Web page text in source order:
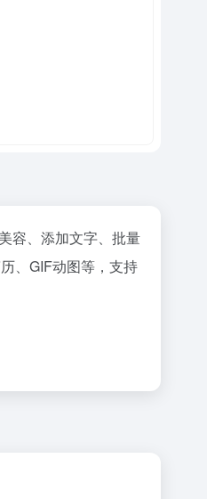
容、添加文字、批量
、GIF动图等，支持